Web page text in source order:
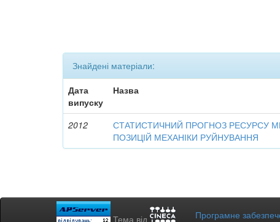
Знайдені матеріали:
Дата
випуску
Назва
2012
СТАТИСТИЧНИЙ ПРОГНОЗ РЕСУРСУ
ПОЗИЦІЙ МЕХАНІКИ РУЙНУВАННЯ
Тема від Програмне